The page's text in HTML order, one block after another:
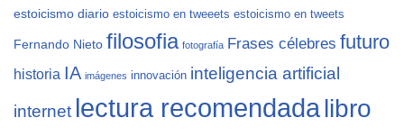
estoicismo diario estoicismo en tweeets estoicismo en tweets
Fernando Nieto filosofia fotografía Frases célebres futuro
historia IA imágenes innovación inteligencia artificial
internet lectura recomendadalibro